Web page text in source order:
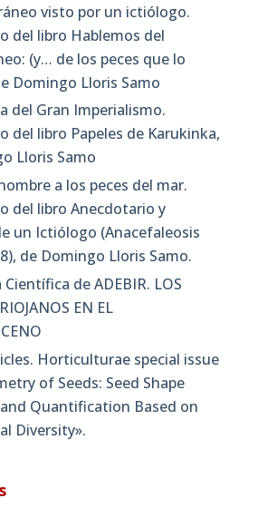
visto por un ictiólogo.
del libro Hablemos del
(y… de los peces que lo
Domingo Lloris Samo
del Gran Imperialismo.
del libro Papeles de Karukinka,
Lloris Samo
a los peces del mar.
del libro Anecdotario y
un Ictiólogo (Anacefaleosis
de Domingo Lloris Samo.
Científica de ADEBIR. LOS
EN EL
Horticulturae special issue
of Seeds: Seed Shape
Quantification Based on
Diversity»​.